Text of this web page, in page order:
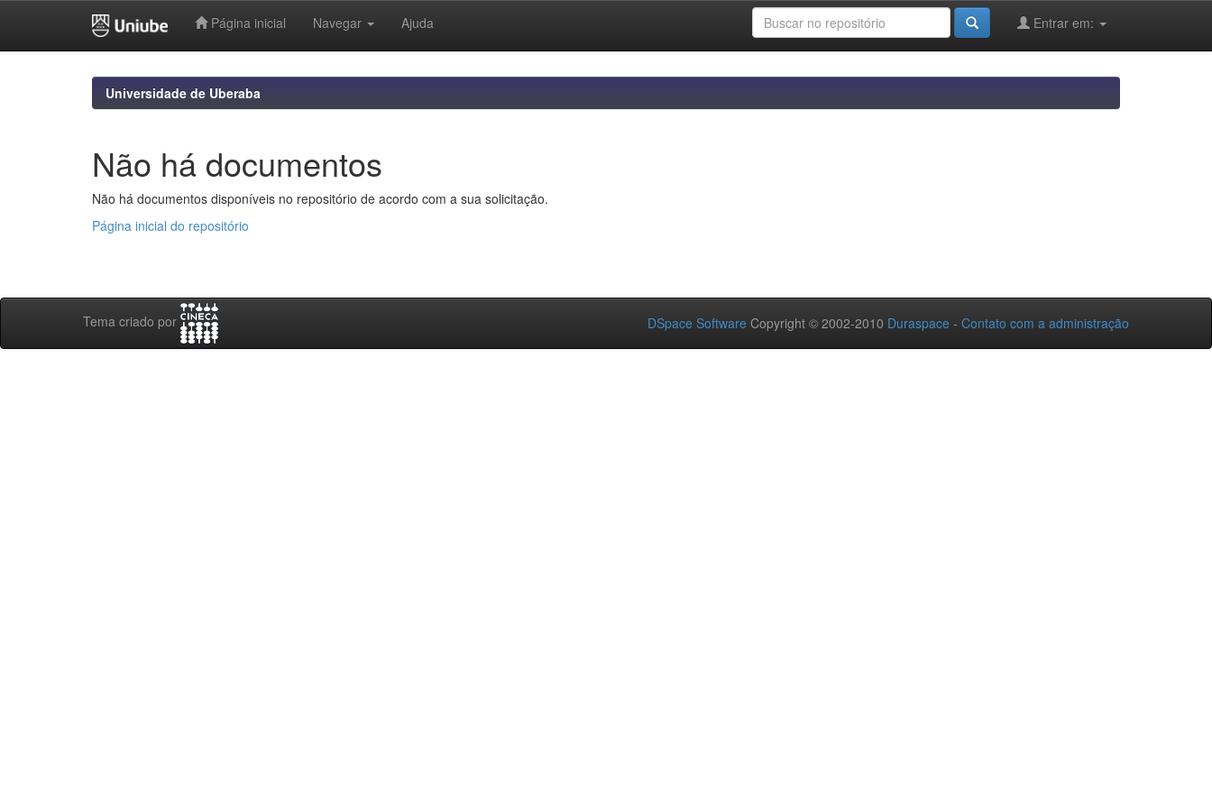
Página inicial Navegar Ajuda Entrar em:
Universidade de Uberaba
Não há documentos
Não há documentos disponíveis no repositório de acordo com a sua solicitação.
Página inicial do repositório
Tema criado por DSpace Software Copyright © 2002-2010 Duraspace - Contato com a administração